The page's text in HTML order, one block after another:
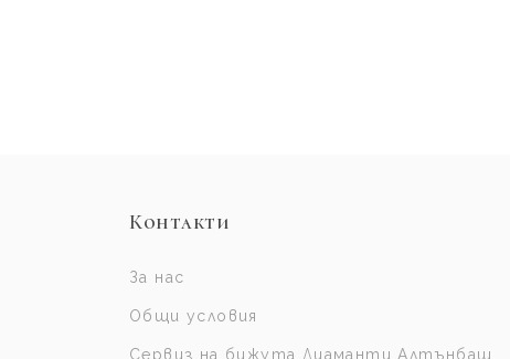
Контакти
За нас
Общи условия
Сервиз на бижута Диаманти Алтънбаш